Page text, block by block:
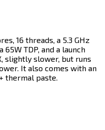
16 threads, a 5.3 GHz
65W TDP, and a launch
slightly slower, but runs
It also comes with an